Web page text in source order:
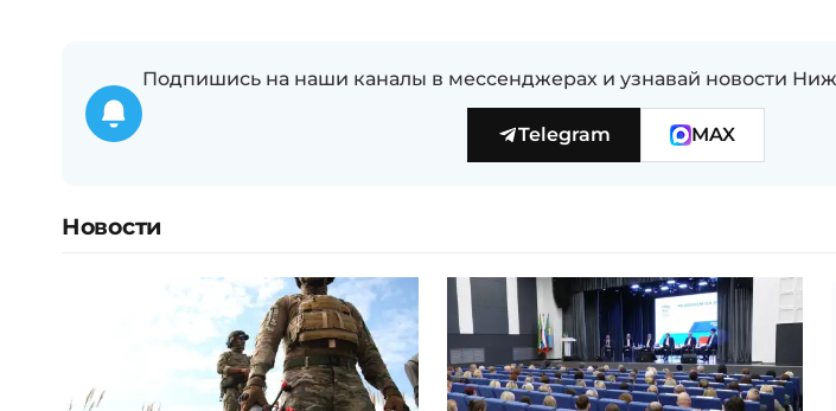
Подпишись на наши каналы в мессенджерах и узнавай новости
Telegram MAX
Новости